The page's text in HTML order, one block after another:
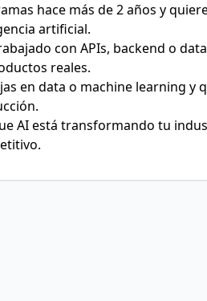
hace más de 2 años y
artificial.
con APIs, backend o
reales.
en data o machine learning y
AI está transformando tu